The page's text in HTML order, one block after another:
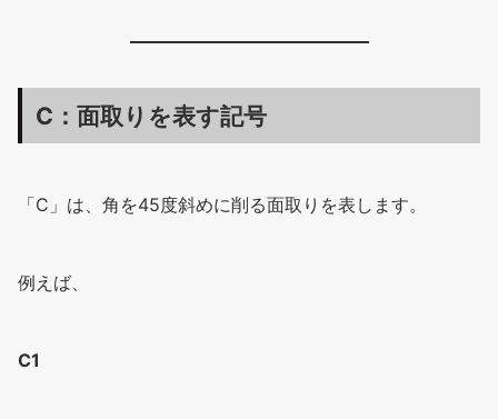
C：面取りを表す記号
「C」は、角を45度斜めに削る面取りを表します。
例えば、
C1